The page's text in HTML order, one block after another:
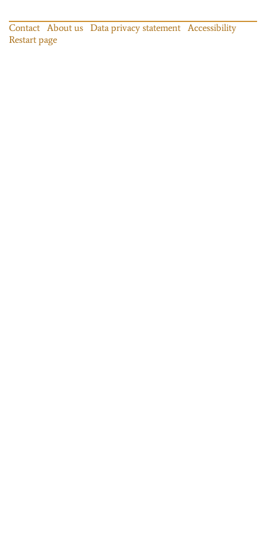
Contact About us Data privacy statement
Accessibility
Restart page